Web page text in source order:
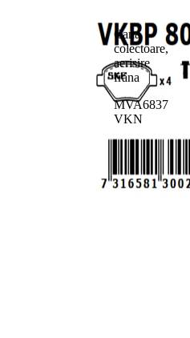
Cana
colectoare,
aerisire
frana
MVA6837
VKN